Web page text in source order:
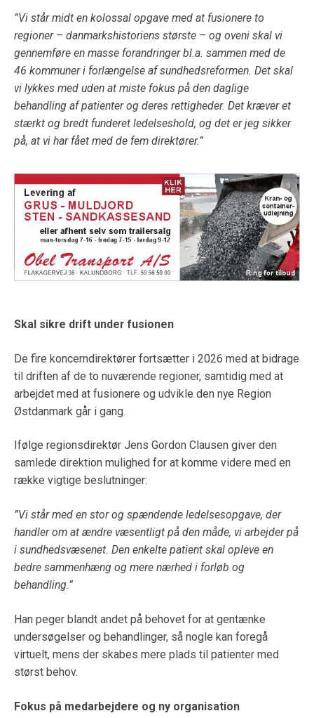
”Vi står midt en kolossal opgave med at fusionere to
regioner – danmarkshistoriens største – og oveni skal vi
gennemføre en masse forandringer bl.a. sammen med de
46 kommuner i forlængelse af sundhedsreformen. Det skal
vi lykkes med uden at miste fokus på den daglige
behandling af patienter og deres rettigheder. Det kræver et
stærkt og bredt funderet ledelseshold, og det er jeg sikker
på, at vi har fået med de fem direktører.”
Skal sikre drift under fusionen
De fire koncerndirektører fortsætter i 2026 med at bidrage
til driften af de to nuværende regioner, samtidig med at
arbejdet med at fusionere og udvikle den nye Region
Østdanmark går i gang.
Ifølge regionsdirektør Jens Gordon Clausen giver den
samlede direktion mulighed for at komme videre med en
række vigtige beslutninger:
”Vi står med en stor og spændende ledelsesopgave, der
handler om at ændre væsentligt på den måde, vi arbejder på
i sundhedsvæsenet. Den enkelte patient skal opleve en
bedre sammenhæng og mere nærhed i forløb og
behandling.”
Han peger blandt andet på behovet for at gentænke
undersøgelser og behandlinger, så nogle kan foregå
virtuelt, mens der skabes mere plads til patienter med
størst behov.
Fokus på medarbejdere og ny organisation